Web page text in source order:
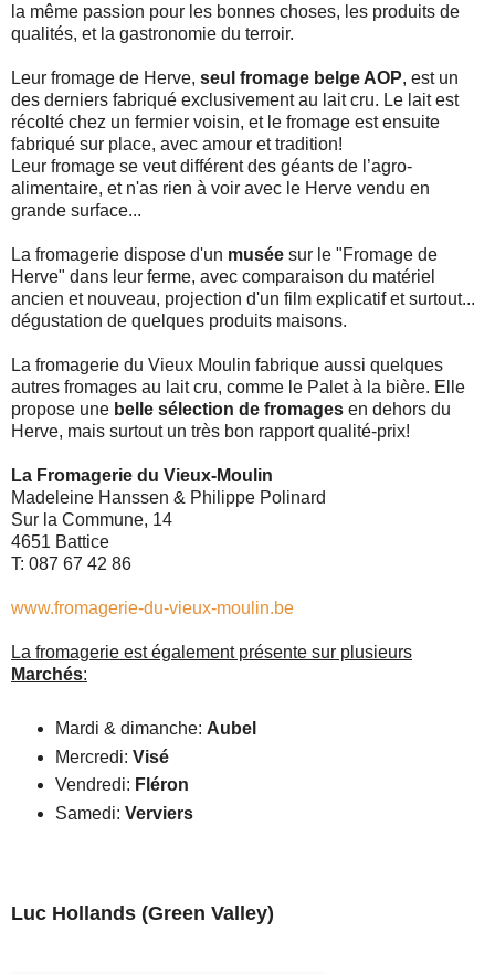
la même passion pour les bonnes choses, les produits de
qualités, et la gastronomie du terroir.
Leur fromage de Herve, seul fromage belge AOP, est un
des derniers fabriqué exclusivement au lait cru. Le lait est
récolté chez un fermier voisin, et le fromage est ensuite
fabriqué sur place, avec amour et tradition!
Leur fromage se veut différent des géants de l’agro-
alimentaire, et n'as rien à voir avec le Herve vendu en
grande surface...
La fromagerie dispose d'un musée sur le "Fromage de
Herve" dans leur ferme, avec comparaison du matériel
ancien et nouveau, projection d'un film explicatif et surtout...
dégustation de quelques produits maisons.
La fromagerie du Vieux Moulin fabrique aussi quelques
autres fromages au lait cru, comme le Palet à la bière. Elle
propose une belle sélection de fromages en dehors du
Herve, mais surtout un très bon rapport qualité-prix!
La Fromagerie du Vieux-Moulin
Madeleine Hanssen & Philippe Polinard
Sur la Commune, 14
4651 Battice
T: 087 67 42 86
www.fromagerie-du-vieux-moulin.be
La fromagerie est également présente sur plusieurs
Marchés:
Mardi & dimanche: Aubel
Mercredi: Visé
Vendredi: Fléron
Samedi: Verviers
Luc Hollands (Green Valley)